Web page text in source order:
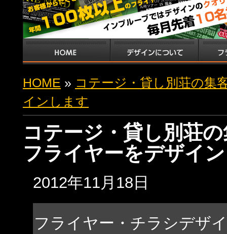
HOME » コテージ・貸し別荘の集
インします
コテージ・貸し別荘
フライヤーをデザイ
2012年11月18日
フライヤー・チラシデザ